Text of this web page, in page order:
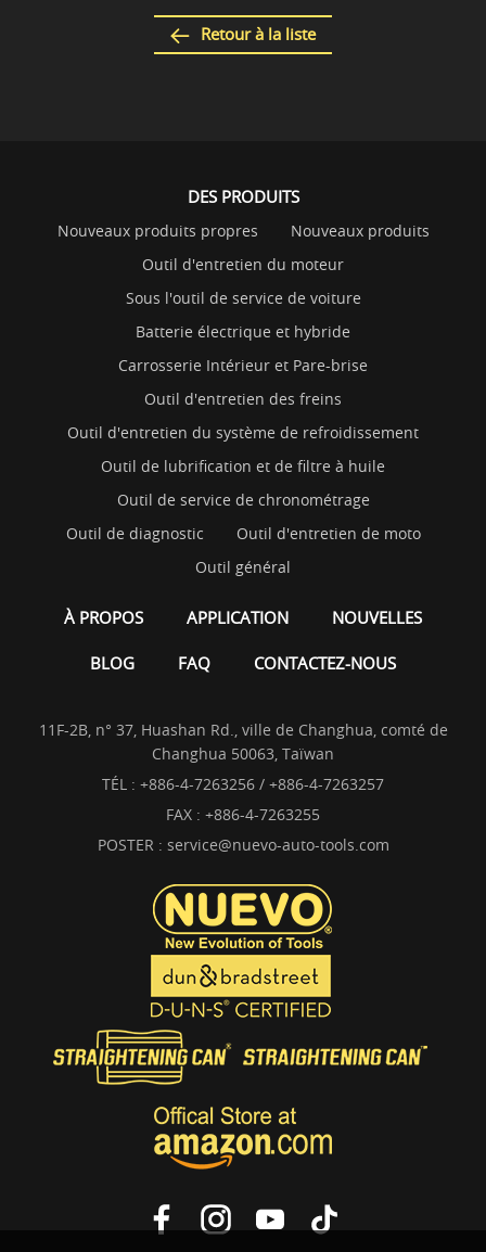
Retour à la liste
DES PRODUITS
Nouveaux produits propres
Nouveaux produits
Outil d'entretien du moteur
Sous l'outil de service de voiture
Batterie électrique et hybride
Carrosserie Intérieur et Pare-brise
Outil d'entretien des freins
Outil d'entretien du système de refroidissement
Outil de lubrification et de filtre à huile
Outil de service de chronométrage
Outil de diagnostic
Outil d'entretien de moto
Outil général
À PROPOS APPLICATION NOUVELLES
BLOG FAQ CONTACTEZ-NOUS
11F-2B, n° 37, Huashan Rd., ville de Changhua, comté de
Changhua 50063, Taïwan
TÉL : +886-4-7263256 / +886-4-7263257
FAX : +886-4-7263255
POSTER : service@nuevo-auto-tools.com